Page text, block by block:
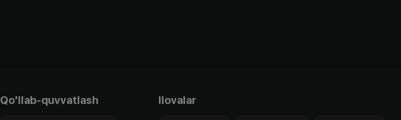
Qo'llab-quvvatlash Ilovalar